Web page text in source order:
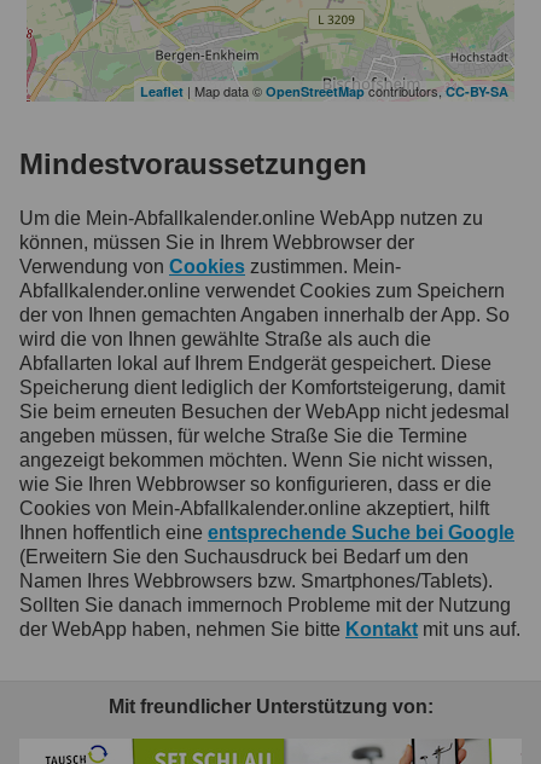
Leaflet| Map data © OpenStreetMapcontributors,CC-BY-SA
Mindestvoraussetzungen
Um die Mein-Abfallkalender.online WebApp nutzen zu
können, müssen Sie in Ihrem Webbrowser der
Verwendung von Cookies zustimmen. Mein-
Abfallkalender.online verwendet Cookies zum Speichern
der von Ihnen gemachten Angaben innerhalb der App. So
wird die von Ihnen gewählte Straße als auch die
Abfallarten lokal auf Ihrem Endgerät gespeichert. Diese
Speicherung dient lediglich der Komfortsteigerung, damit
Sie beim erneuten Besuchen der WebApp nicht jedesmal
angeben müssen, für welche Straße Sie die Termine
angezeigt bekommen möchten. Wenn Sie nicht wissen,
wie Sie Ihren Webbrowser so konfigurieren, dass er die
Cookies von Mein-Abfallkalender.online akzeptiert, hilft
Ihnen hoffentlich eine entsprechende Suche bei Google
(Erweitern Sie den Suchausdruck bei Bedarf um den
Namen Ihres Webbrowsers bzw. Smartphones/Tablets).
Sollten Sie danach immernoch Probleme mit der Nutzung
der WebApp haben, nehmen Sie bitte Kontakt mit uns auf.
Mit freundlicher Unterstützung von: